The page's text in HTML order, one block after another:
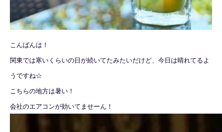
こんばんは！
関東では寒いくらいの日が続いてたみたいだけど、今日は晴れてるよ
うですね☆
こちらの地方は暑い！
会社のエアコンが効いてませーん！